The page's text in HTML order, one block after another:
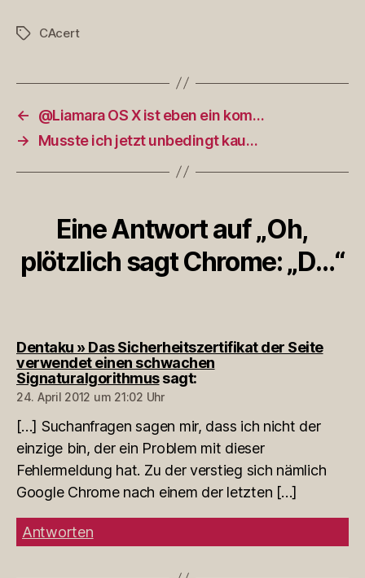
Schlagwörter
CAcert
←
@Liamara OS X ist eben ein kom…
→
Musste ich jetzt unbedingt kau…
Eine Antwort auf „Oh,
plötzlich sagt Chrome: „D…“
Dentaku » Das Sicherheitszertifikat der Seite
verwendet einen schwachen
Signaturalgorithmus sagt:
24. April 2012 um 21:02 Uhr
[…] Suchanfragen sagen mir, dass ich nicht der
einzige bin, der ein Problem mit dieser
Fehlermeldung hat. Zu der verstieg sich nämlich
Google Chrome nach einem der letzten […]
Antworten